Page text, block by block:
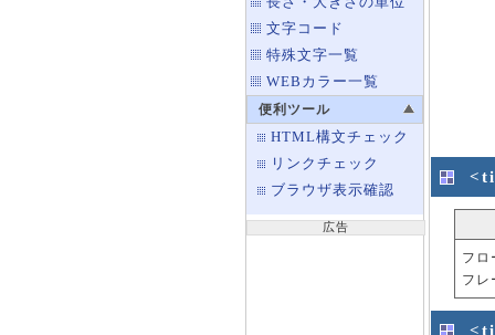
文字コード
特殊文字一覧
WEBカラー一覧
便利ツール
HTML構文チェック
リンクチェック
ブラウザ表示確認
広告
フロ
フレ